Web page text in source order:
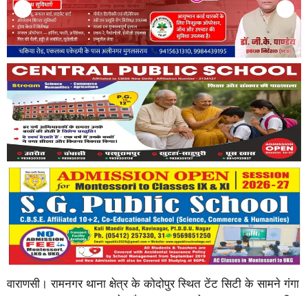
वाराणसी। रामनगर थाना क्षेत्र के कोदोपुर स्थित टेंट सिटी के सामने गंगा